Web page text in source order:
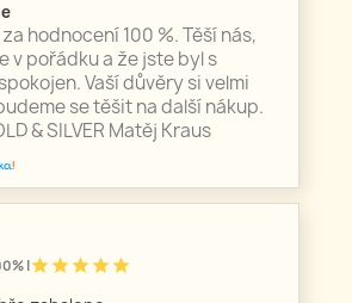
hodnocení 100 %. Těší nás,
v pořádku a že jste byl s
Vaší důvěry si velmi
se těšit na další nákup.
& SILVER Matěj Kraus
|starstarstarstarstar